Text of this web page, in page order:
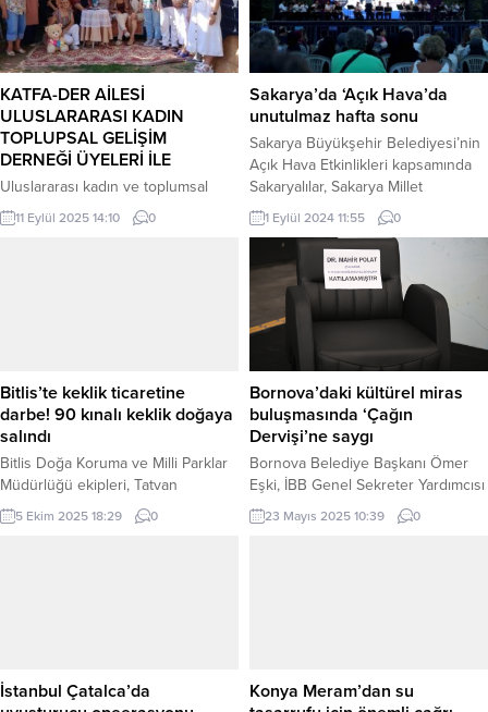
KATFA-DER AİLESİ
ULUSLARARASI KADIN
TOPLUPSAL GELİŞİM
DERNEĞİ ÜYELERİ İLE
Uluslararası kadın ve toplumsal
Gelişim Derneği üyeleri yeni sezon
açılışında bir araya geldiler. Yeni
geldiklerini hatırlatarak Yeni
dönemde yapmayı planladıkları
proje ve...
11 Eylül 2025 14:10 0
Sakarya’da ‘Açık Hava’da
unutulmaz hafta sonu
Sakarya Büyükşehir Belediyesi’nin
Açık Hava Etkinlikleri kapsamında
Sakaryalılar, Sakarya Millet
Bahçesi’nde buluştu. Yüzlerce kişi
düzenlenen Nostaljik Pop konseri,
Pasaklı Karagöz gölge oyunu ve
Esaretin Bedeli filmiyle keyifli bir
gün geçirdi. SAKARYA (İGFA) –
Sakarya Büyükşehir Belediyesi
7’den 70’e her kesime hitap ettiği
yaz akşamlarının vazgeçilmez
haline gelen Açık Hava Etkinlikleri...
1 Eylül 2024 11:55 0
Bitlis’te keklik ticaretine
darbe! 90 kınalı keklik doğaya
salındı
Bitlis Doğa Koruma ve Milli Parklar
Müdürlüğü ekipleri, Tatvan
kırsalında ihbar üzerine bir çadırda
90 kınalı keklik ele geçirdi. Kaçak
ticareti...
5 Ekim 2025 18:29 0
Bornova’daki kültürel miras
buluşmasında ‘Çağın
Dervişi’ne saygı
Bornova Belediye Başkanı Ömer
Eşki, İBB Genel Sekreter Yardımcısı
Dr. Mahir Polat’ı ‘çağın dervişi’
olarak tanımlayarak tutukluluğunu
Sekreteri ve İstanbul Büyükşehir
Belediyesi (İBB) Genel Sekreter
23 Mayıs 2025 10:39 0
İstanbul Çatalca’da
Konya Meram’dan su